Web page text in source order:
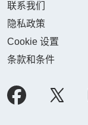
联系我们
隐私政策
Cookie 设置
条款和条件